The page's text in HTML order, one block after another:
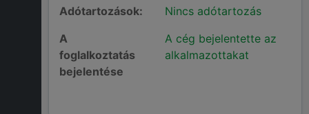
Adótartozások:
Nincs adótartozás
A
foglalkoztatás
bejelentése
A cég bejelentette az
alkalmazottakat